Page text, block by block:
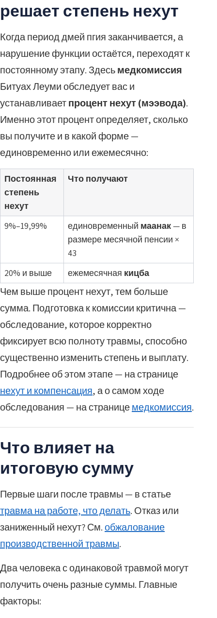
решает степень нехут
Когда период дмей пгия заканчивается, а
нарушение функции остаётся, переходят к
постоянному этапу. Здесьмедкомиссия
Битуах Леуми обследует вас и
устанавливаетпроцент нехут (мээвода).
Именно этот процент определяет, сколько
вы получите и в какой форме —
единовременно или ежемесячно:
Постоянная
степень
нехут
Что получают
9%–19,99% единовременный маанак— в
размере месячной пенсии ×
43
20% и выше
ежемесячная кицба
Чем выше процент нехут, тем больше
сумма. Подготовка к комиссии критична —
обследование, которое корректно
фиксирует всю полноту травмы, способно
существенно изменить степень и выплату.
Подробнее об этом этапе — на странице
нехут и компенсация, а о самом ходе
обследования — на страницемедкомиссия.
Что влияет на
итоговую сумму
Первые шаги после травмы — в статье
травма на работе, что делать. Отказ или
заниженный нехут? См.обжалование
производственной травмы.
Два человека с одинаковой травмой могут
получить очень разные суммы. Главные
факторы: